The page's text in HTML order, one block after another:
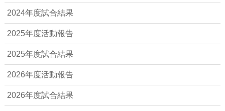
2024年度試合結果
2025年度活動報告
2025年度試合結果
2026年度活動報告
2026年度試合結果